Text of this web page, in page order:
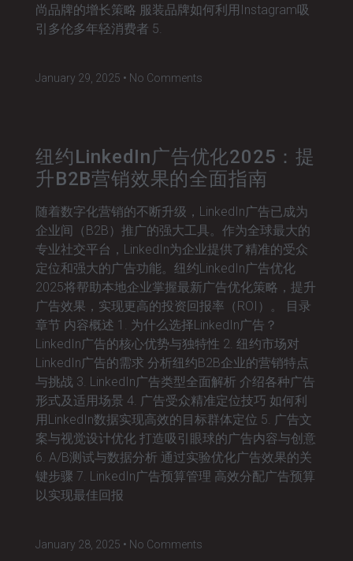
尚品牌的增长策略 服装品牌如何利用Instagram吸
引多伦多年轻消费者 5.
January 29, 2025 No Comments
纽约LinkedIn广告优化2025：提
升B2B营销效果的全面指南
随着数字化营销的不断升级，LinkedIn广告已成为
企业间（B2B）推广的强大工具。作为全球最大的
专业社交平台，LinkedIn为企业提供了精准的受众
定位和强大的广告功能。纽约LinkedIn广告优化
2025将帮助本地企业掌握最新广告优化策略，提升
广告效果，实现更高的投资回报率（ROI）。 目录
章节 内容概述 1. 为什么选择LinkedIn广告？
LinkedIn广告的核心优势与独特性 2. 纽约市场对
LinkedIn广告的需求 分析纽约B2B企业的营销特点
与挑战 3. LinkedIn广告类型全面解析 介绍各种广告
形式及适用场景 4. 广告受众精准定位技巧 如何利
用LinkedIn数据实现高效的目标群体定位 5. 广告文
案与视觉设计优化 打造吸引眼球的广告内容与创意
6. A/B测试与数据分析 通过实验优化广告效果的关
键步骤 7. LinkedIn广告预算管理 高效分配广告预算
以实现最佳回报
January 28, 2025 No Comments